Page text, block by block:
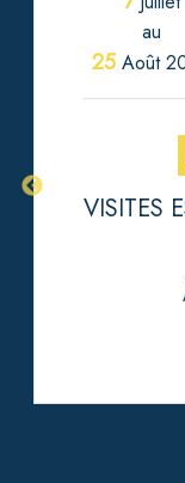
au
25 Août
VISITES